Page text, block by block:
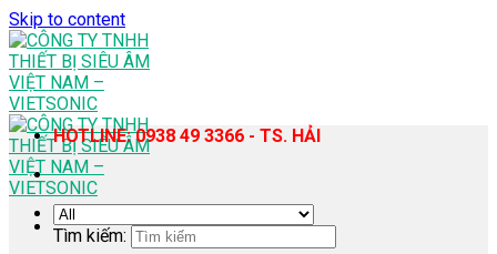
Skip to content
HOTLINE: 0938 49 3366 - TS. HẢI
Tìm kiếm: